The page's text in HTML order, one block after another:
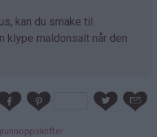
kan du smake til
klype maldonsalt når den